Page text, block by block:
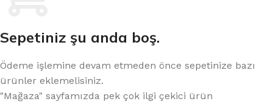
Sepetiniz şu anda boş.
Ödeme işlemine devam etmeden önce sepetinize bazı
ürünler eklemelisiniz.
"Mağaza" sayfamızda pek çok ilgi çekici ürün